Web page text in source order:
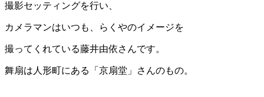
撮影セッティングを行い、
カメラマンはいつも、らくやのイメージを
撮ってくれている藤井由依さんです。
舞扇は人形町にある「京扇堂」さんのもの。